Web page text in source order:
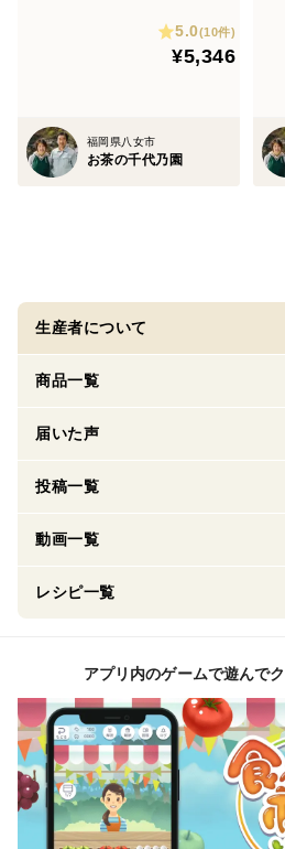
5.0(10件)
¥5,346
福岡県八女市
お茶の千代乃園
生産者について
商品一覧
届いた声
投稿一覧
動画一覧
レシピ一覧
アプリ内のゲームで遊んで